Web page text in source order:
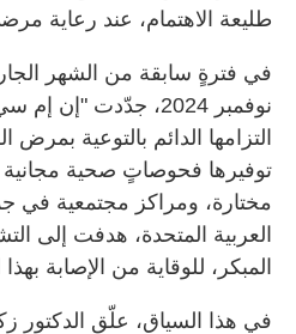
طليعة الاهتمام، عند رعاية
نوفمبر 2024، جدّدت
التزامها الدائم بالتوعية
توفيرها فحوصاتٍ صحية
مختارة، ومراكز مجتمعية في
العربية المتحدة، هدفت إلى
المبكر، للوقاية من الإصابة
في هذا السياق، علّق الدكتور